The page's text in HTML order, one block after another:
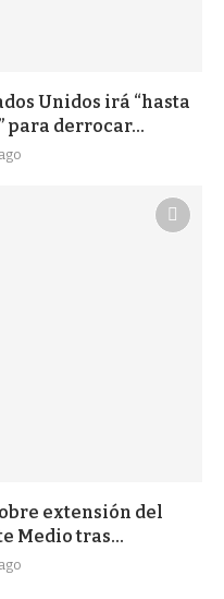
Unidos irá “hasta
para derrocar...
extensión del
Medio tras...